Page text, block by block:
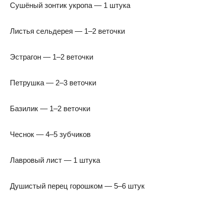
Сушёный зонтик укропа — 1 штука
Листья сельдерея — 1–2 веточки
Эстрагон — 1–2 веточки
Петрушка — 2–3 веточки
Базилик — 1–2 веточки
Чеснок — 4–5 зубчиков
Лавровый лист — 1 штука
Душистый перец горошком — 5–6 штук